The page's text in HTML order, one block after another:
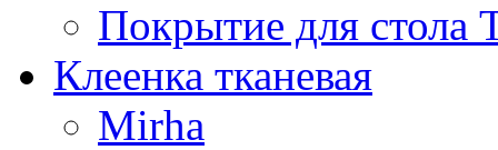
Покрытие для стола
Клеенка тканевая
Mirha